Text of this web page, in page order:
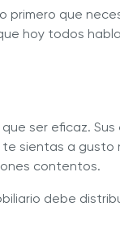
primero que
hoy todos
ser eficaz.
sientas a gusto
contentos.
debe